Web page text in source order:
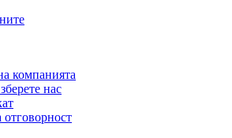
компанията
нас